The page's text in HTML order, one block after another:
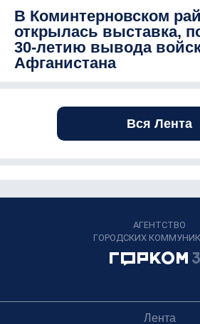
В Коминтерновском
открылась выставка,
30-летию вывода
Афганистана
Вся Лента
АГЕНТСТВО
ГОРОДСКИХ
Лента